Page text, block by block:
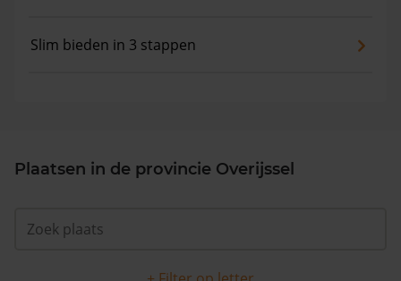
Slim bieden in 3 stappen
Plaatsen in de provincie Overijssel